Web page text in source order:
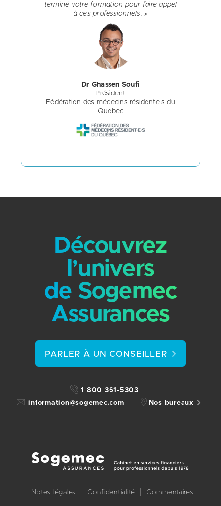
terminé votre formation pour faire appel
à ces professionnels. »
Dr Ghassen Soufi
Président
Fédération des médecins résident·e·s du
Québec
Découvrez
l’univers
de Sogemec
Assurances
PARLER À UN CONSEILLER
1 800 361-5303
information@sogemec.com
Nos bureaux
Notes légales Confidentialité Commentaires